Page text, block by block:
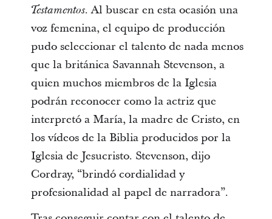
Testamentos. Al buscar en esta ocasión una
voz femenina, el equipo de producción
pudo seleccionar el talento de nada menos
que la británica Savannah Stevenson, a
quien muchos miembros de la Iglesia
podrán reconocer como la actriz que
interpretó a María, la madre de Cristo, en
los vídeos de la Biblia producidos por la
Iglesia de Jesucristo. Stevenson, dijo
Cordray, “brindó cordialidad y
profesionalidad al papel de narradora”.